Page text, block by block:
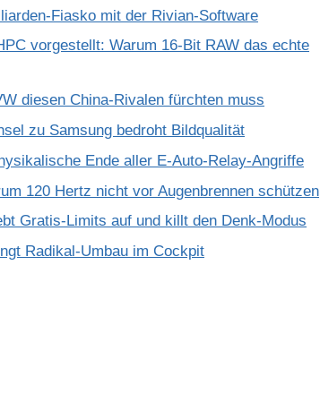
Fiasko mit der Rivian-Software
vorgestellt: Warum 16-Bit RAW das echte
diesen China-Rivalen fürchten muss
zu Samsung bedroht Bildqualität
Ende aller E-Auto-Relay-Angriffe
120 Hertz nicht vor Augenbrennen schützen
Gratis-Limits auf und killt den Denk-Modus
Radikal-Umbau im Cockpit